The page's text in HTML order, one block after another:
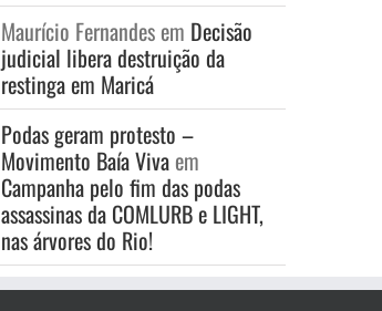
Maurício Fernandesem Decisão
judicial libera destruição da
restinga em Maricá
Podas geram protesto –
Movimento Baía Vivaem
Campanha pelo fim das podas
assassinas da COMLURB e LIGHT,
nas árvores do Rio!